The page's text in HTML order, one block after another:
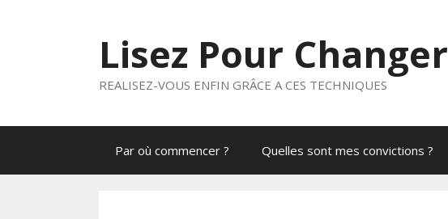
Lisez Pour Changer
REALISEZ-VOUS ENFIN GRÂCE A CES TECHNIQUES
Par où commencer ? Quelles sont mes convictions ?